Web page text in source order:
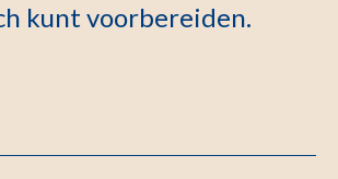
kunt voorbereiden.